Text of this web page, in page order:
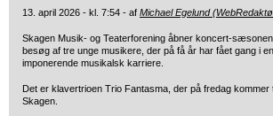
13. april 2026 - kl. 7:54 - af Michael Egelund
Skagen Musik- og Teaterforening åbner koncert-
besøg af tre unge musikere, der på få år har fået gang i en
imponerende musikalsk karriere.
Det er klavertrioen Trio Fantasma, der på fredag kommer
Skagen.